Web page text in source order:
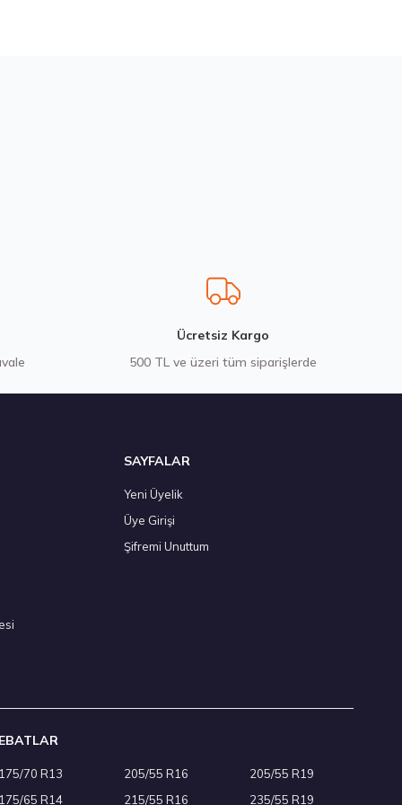
Yaz 2026
Ücretsiz Kargo
500 TL ve üzeri tüm siparişlerde
SAYFALAR
Yeni Üyelik
Üye Girişi
Şifremi Unuttum
70 R13
65 R14
205/55 R16
215/55 R16
205/55 R19
235/55 R19